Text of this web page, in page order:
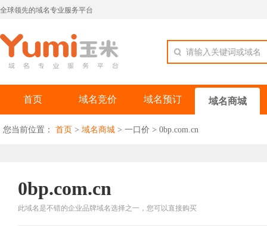
全球领先的域名专业服务平台
请输入关键词或域名
首页 域名竞价 域名预订 域名商城
您当前位置： 首页 > 域名商城 > 一口价 > 0bp.com.cn
0bp.com.cn
此域名是不错的企业品牌域名选择之一，您可以直接购买